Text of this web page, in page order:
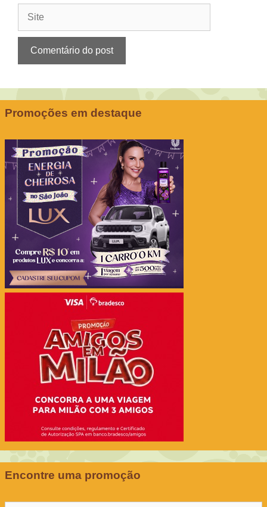
Promoções em destaque
Encontre uma promoção